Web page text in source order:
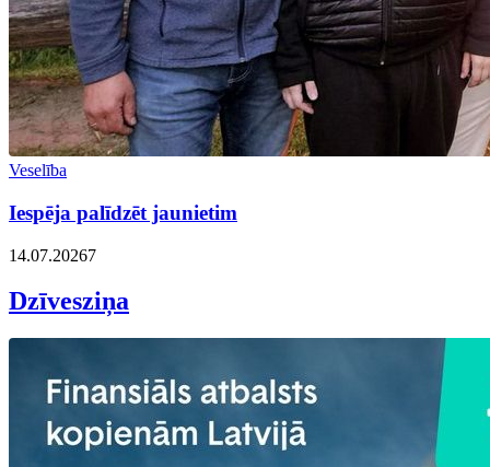
Veselība
Iespēja palīdzēt jaunietim
14.07.20267
Dzīvesziņa